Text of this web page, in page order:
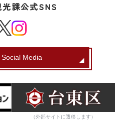
課公式SNS
Media
（外部サイトに遷移します）